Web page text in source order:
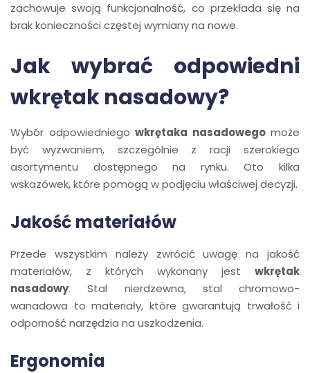
zachowuje swoją funkcjonalność, co przekłada się na
brak konieczności częstej wymiany na nowe.
Jak wybrać odpowiedni
wkrętak nasadowy?
Wybór odpowiedniego wkrętaka nasadowegomoże
być wyzwaniem, szczególnie z racji szerokiego
asortymentu dostępnego na rynku. Oto kilka
wskazówek, które pomogą w podjęciu właściwej decyzji.
Jakość materiałów
Przede wszystkim należy zwrócić uwagę na jakość
materiałów, z których wykonany jest wkrętak
nasadowy. Stal nierdzewna, stal chromowo-
wanadowa to materiały, które gwarantują trwałość i
odporność narzędzia na uszkodzenia.
Ergonomia